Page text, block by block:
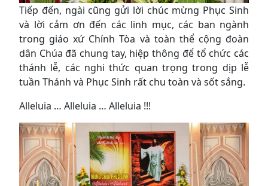
Tiếp đến, ngài cũng gửi lời chúc mừng Phục Sinh
và lời cảm ơn đến các linh mục, các ban ngành
trong giáo xứ Chính Tòa và toàn thể cộng đoàn
dân Chúa đã chung tay, hiệp thông để tổ chức các
thánh lễ, các nghi thức quan trọng trong dịp lễ
tuần Thánh và Phục Sinh rất chu toàn và sốt sắng.
Alleluia … Alleluia … Alleluia !!!